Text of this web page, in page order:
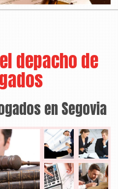
depacho de
en Segovia